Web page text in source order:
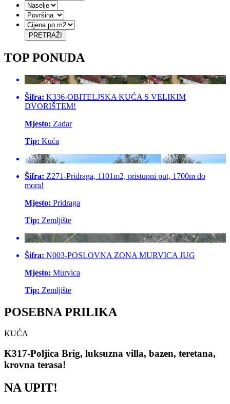
PRETRAŽI
TOP PONUDA
Šifra: K336-OBITELJSKA KUĆA S VELIKIM
DVORIŠTEM!
Mjesto: Zadar
Tip: Kuća
Šifra: Z271-Pridraga, 1101m2, pristupni put, 1700m do
mora!
Mjesto: Pridraga
Tip: Zemljište
Šifra: N003-POSLOVNA ZONA MURVICA JUG
Mjesto: Murvica
Tip: Zemljište
POSEBNA PRILIKA
KUĆA
K317-Poljica Brig, luksuzna villa, bazen, teretana,
krovna terasa!
NA UPIT!